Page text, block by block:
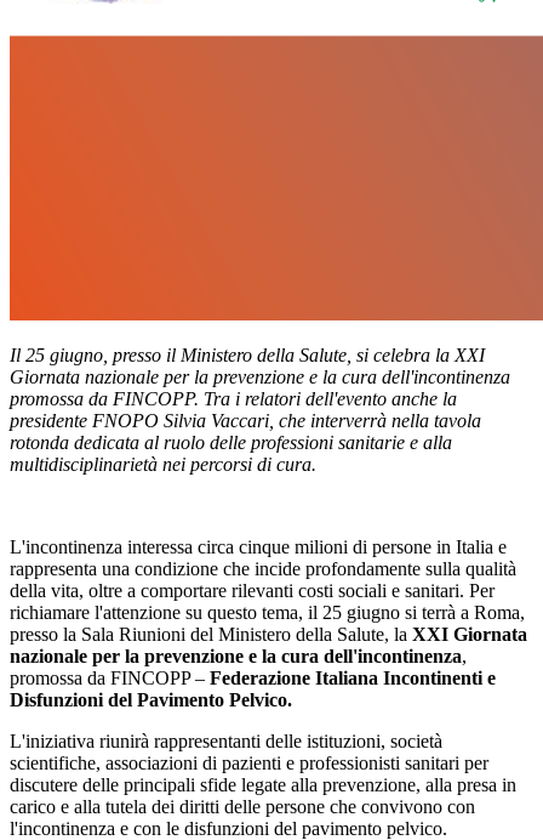
Il 25 giugno, presso il Ministero della Salute, si celebra la XXI
Giornata nazionale per la prevenzione e la cura dell'incontinenza
promossa da FINCOPP. Tra i relatori dell'evento anche la
presidente FNOPO Silvia Vaccari, che interverrà nella tavola
rotonda dedicata al ruolo delle professioni sanitarie e alla
multidisciplinarietà nei percorsi di cura.
L'incontinenza interessa circa cinque milioni di persone in Italia e
rappresenta una condizione che incide profondamente sulla qualità
della vita, oltre a comportare rilevanti costi sociali e sanitari. Per
richiamare l'attenzione su questo tema, il 25 giugno si terrà a Roma,
presso la Sala Riunioni del Ministero della Salute, la XXI Giornata
nazionale per la prevenzione e la cura dell'incontinenza,
promossa da FINCOPP – Federazione Italiana Incontinenti e
Disfunzioni del Pavimento Pelvico.
L'iniziativa riunirà rappresentanti delle istituzioni, società
scientifiche, associazioni di pazienti e professionisti sanitari per
discutere delle principali sfide legate alla prevenzione, alla presa in
carico e alla tutela dei diritti delle persone che convivono con
l'incontinenza e con le disfunzioni del pavimento pelvico.